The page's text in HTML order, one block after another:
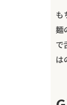
も
麺
で
は